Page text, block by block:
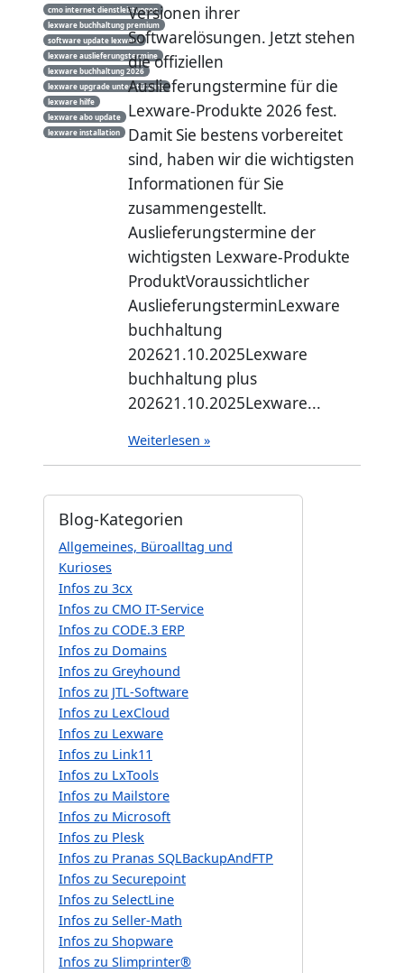
cmo internet dienstleistungen
lexware buchhaltung premium
software update lexware
lexware auslieferungstermine
lexware buchhaltung 2026
lexware upgrade unterstützung
lexware hilfe
lexware abo update
lexware installation
Versionen ihrer
Softwarelösungen. Jetzt stehen
die offiziellen
Auslieferungstermine für die
Lexware-Produkte 2026 fest.
Damit Sie bestens vorbereitet
sind, haben wir die wichtigsten
Informationen für Sie
zusammengestellt.
Auslieferungstermine der
wichtigsten Lexware-Produkte
ProduktVoraussichtlicher
AuslieferungsterminLexware
buchhaltung
202621.10.2025Lexware
buchhaltung plus
202621.10.2025Lexware...
Weiterlesen »
Blog-Kategorien
Allgemeines, Büroalltag und
Kurioses
Infos zu 3cx
Infos zu CMO IT-Service
Infos zu CODE.3 ERP
Infos zu Domains
Infos zu Greyhound
Infos zu JTL-Software
Infos zu LexCloud
Infos zu Lexware
Infos zu Link11
Infos zu LxTools
Infos zu Mailstore
Infos zu Microsoft
Infos zu Plesk
Infos zu Pranas SQLBackupAndFTP
Infos zu Securepoint
Infos zu SelectLine
Infos zu Seller-Math
Infos zu Shopware
Infos zu Slimprinter®